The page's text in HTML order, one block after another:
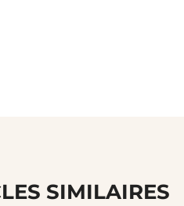
SIMILAIRES